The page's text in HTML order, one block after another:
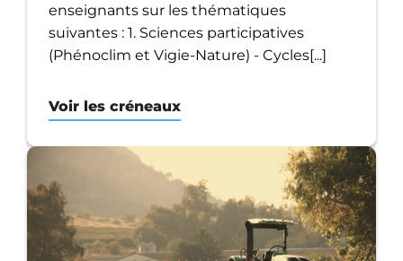
enseignants sur les thématiques
suivantes : 1. Sciences participatives
(Phénoclim et Vigie-Nature) - Cycles[...]
Voir les créneaux